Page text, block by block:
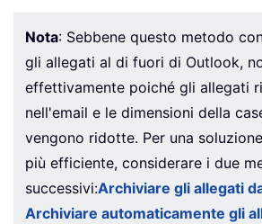
Nota: Sebbene questo metodo
gli allegati al di fuori di Outlook,
effettivamente poiché gli allegati
nell'email e le dimensioni della
vengono ridotte. Per una
più efficiente, considerare i due
successivi:Archiviare gli allegati
Archiviare automaticamente gli